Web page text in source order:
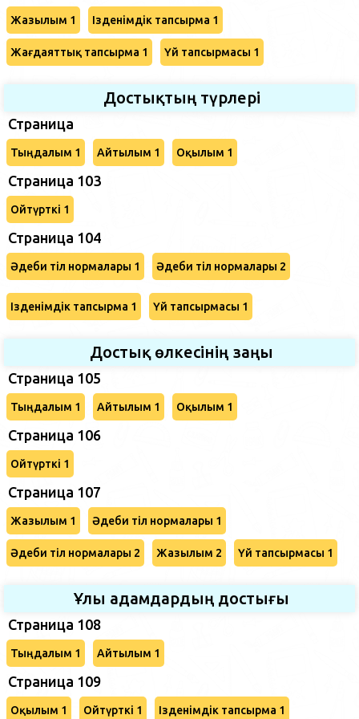
Жазылым 1 Ізденімдік тапсырма 1
Жағдаяттық тапсырма 1 Үй тапсырмасы 1
Достықтың түрлері
Страница
Тыңдалым 1 Айтылым 1 Оқылым 1
Страница 103
Ойтүрткі 1
Страница 104
Әдеби тіл нормалары 1 Әдеби тіл нормалары 2
Ізденімдік тапсырма 1 Үй тапсырмасы 1
Достық өлкесінің заңы
Страница 105
Тыңдалым 1 Айтылым 1 Оқылым 1
Страница 106
Ойтүрткі 1
Страница 107
Жазылым 1 Әдеби тіл нормалары 1
Әдеби тіл нормалары 2 Жазылым 2 Үй тапсырмасы 1
Ұлы адамдардың достығы
Страница 108
Тыңдалым 1 Айтылым 1
Страница 109
Оқылым 1 Ойтүрткі 1 Ізденімдік тапсырма 1